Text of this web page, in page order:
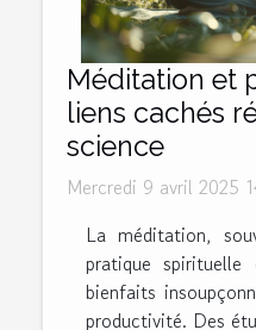
Méditation et
liens cachés
science
Mercredi 9 avril 2025
La méditation,
pratique
bienfaits
productivité. Des